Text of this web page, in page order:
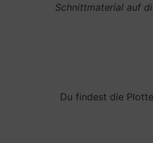
Schnittmaterial auf
Du findest die